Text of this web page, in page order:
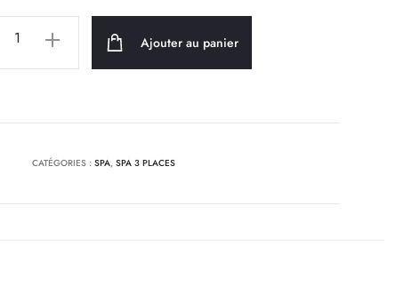
Ajouter au panier
CATÉGORIES : SPA, SPA 3 PLACES